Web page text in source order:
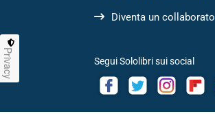
Diventa un
Segui Sololibri sui social
Privacy